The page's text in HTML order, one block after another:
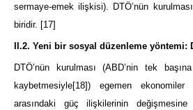
sermaye-emek ilişkisi). DTÖ’nün
biridir. [17]
II.2. Yeni bir sosyal düzenleme yöntemi:
DTÖ’nün kurulması (ABD’nin tek
kaybetmesiyle[18]) egemen ekonomiler
arasındaki güç ilişkilerinin